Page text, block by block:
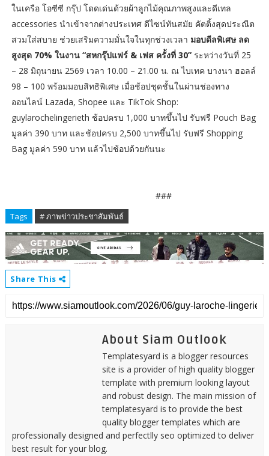
ในเครือ โอซีซี กรุ๊ป โดดเด่นด้วยผ้าลูกไม้คุณภาพสูงและดีเทล
accessories นำเข้าจากต่างประเทศ ดีไซน์ทันสมัย คัตติ้งสุดประณีต
สวมใส่สบาย ช่วยเสริมความมั่นใจในทุกช่วงเวลา มอบดีลพิเศษ ลด
สูงสุด 70% ในงาน “สหกรุ๊ปแฟร์ & เฟส ครั้งที่ 30” ระหว่างวันที่ 25
– 28 มิถุนายน 2569 เวลา 10.00 – 21.00 น. ณ ไบเทค บางนา ฮอลล์
98 – 100 พร้อมมอบสิทธิพิเศษ เมื่อช้อปชุดชั้นในผ่านช่องทาง
ออนไลน์ Lazada, Shopee และ TikTok Shop:
guylarochelingerieth ช้อปครบ 1,000 บาทขึ้นไป รับฟรี Pouch Bag
มูลค่า 390 บาท และช้อปครบ 2,500 บาทขึ้นไป รับฟรี Shopping
Bag มูลค่า 590 บาท แล้วไปช้อปด้วยกันนะ
###
Tags # ภาพข่าวประชาสัมพันธ์
Share This
About Siam Outlook
Templatesyard is a blogger resources
site is a provider of high quality blogger
template with premium looking layout
and robust design. The main mission of
templatesyard is to provide the best
quality blogger templates which are
professionally designed and perfectlly seo optimized to deliver
best result for your blog.